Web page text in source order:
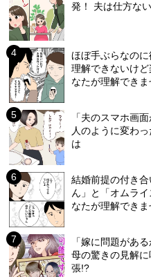
発！ 夫は仕方な
ほぼ手ぶらなの
理解できないけ
なたが理解できま
「夫のスマホ画
人のように変わ
は
結婚前提の付き
ん」と「オムラ
なたが理解できま
「嫁に問題があ
母の驚きの見解
張!?